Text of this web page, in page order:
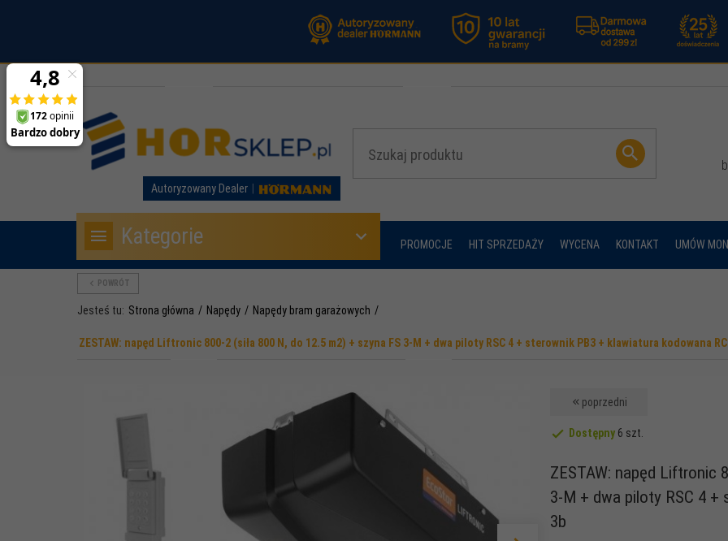
Autoryzowany Dealer
Kategorie PROMOCJE HIT SPRZEDAŻY WYCENA KONTAKT UMÓW
POWRÓT
Jesteś tu: Strona główna Napędy Napędy bram garażowych
ZESTAW: napęd Liftronic 800-2 (siła 800 N, do 12.5 m2) + szyna FS 3-M + dwa piloty RSC 4 + sterownik PB3 + klawiatura kodowana
poprzedni
Dostępny 6 szt.
ZESTAW: napęd Liftronic
3-M + dwa piloty RSC 4
3b